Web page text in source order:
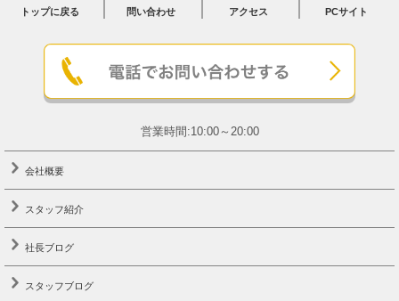
トップに戻る 問い合わせ アクセス PCサイト
営業時間:10:00～20:00
会社概要
スタッフ紹介
社長ブログ
スタッフブログ